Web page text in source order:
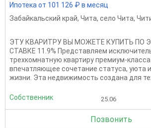
Ипотека от 101 126 ₽ в месяц
Забайкальский край, Чита, село Чита,
ЭТУ КВАРИТРУ ВЫ МОЖЕТЕ КУПИТЬ ПО
СТАВКЕ 11.9% Представляем
трехкомнатную квартиру премиум-
впечатляющее сочетание статуса, уюта
жизни. Эта недвижимость создана для
Собственник 25.06
Позвонить